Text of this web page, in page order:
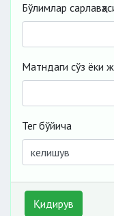
Бўлимлар
Матндаги сўз ёки
Тег бўйича
Қидирув